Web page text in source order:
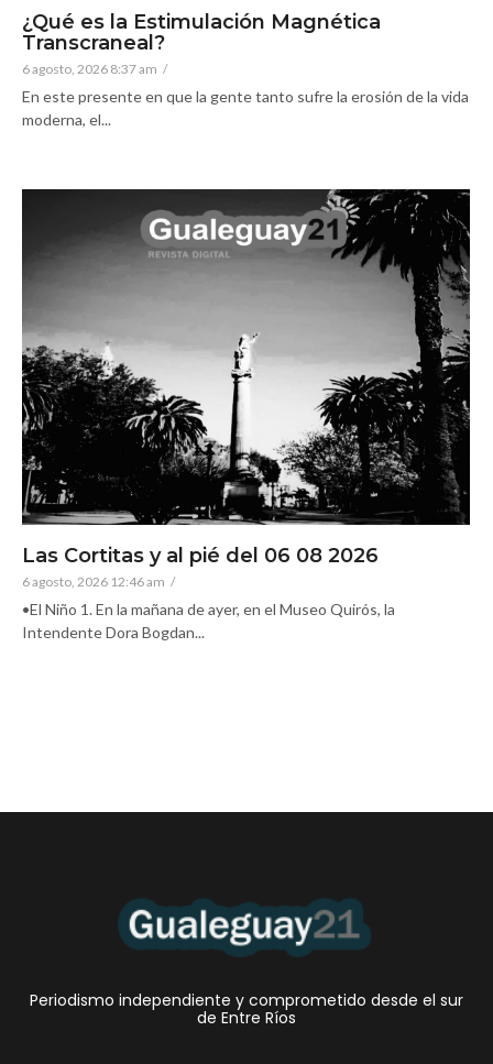
¿Qué es la Estimulación Magnética
Transcraneal?
6 agosto, 2026 8:37 am /
En este presente en que la gente tanto sufre la erosión de la vida
moderna, el...
Las Cortitas y al pié del 06 08 2026
6 agosto, 2026 12:46 am /
•El Niño 1. En la mañana de ayer, en el Museo Quirós, la
Intendente Dora Bogdan...
Periodismo independiente y comprometido desde el sur
de Entre Ríos